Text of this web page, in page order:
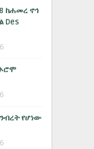
ከሐመረ ኖኅ
Des
የሆነው